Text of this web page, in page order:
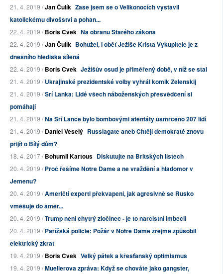
21. 4. 2019 /Jan Čulík Zase jsem se o Velikonocích vystavil
katolickému divošství a pohan...
22. 4. 2019 /Boris Cvek Na obranu Starého zákona
22. 4. 2019 /Jan Čulík Bohužel, i oběť Ježíše Krista Vykupitele je z
dnešního hlediska šílená
22. 4. 2019 /Boris Cvek Ježíšův osud je přiměřený době, v níž se stal
21. 4. 2019 /Ukrajinské prezidentské volby vyhrál komik Zelenskij
21. 4. 2019 /Srí Lanka: Lidé všech náboženských přesvědčení si
pomáhají
21. 4. 2019 /Na Srí Lance bylo bombovými atentáty usmrceno 207 lidí
21. 4. 2019 /Daniel Veselý Russiagate aneb Chtějí demokraté znovu
přijít o Bílý dům?
18. 4. 2017 /Bohumil Kartous Diskutujte na Britských listech
20. 4. 2019 /Proč řešíme Notre Dame a ne vraždění a hladomor v
Jemenu?
20. 4. 2019 /Američtí experti překvapeni, jak agresivně se Rusko
vměšuje do amer...
20. 4. 2019 /Trump není chytrý zločinec - je to narcistní imbecil
20. 4. 2019 /Pařížská policie: Požár v Notre Dame zřejmě způsobil
elektrický zkrat
19. 4. 2019 /Boris Cvek Velký pátek a křesťanský optimismus
19. 4. 2019 /Muellerova zpráva: Když se chováte jako gangster,